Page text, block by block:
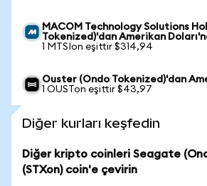
MACOM Technology Solutions
Tokenized)'dan Amerikan
1 MTSIon eşittir $314,94
Ouster (Ondo Tokenized)'dan
1 OUSTon eşittir $43,97
Diğer kurları keşfedin
Diğer kripto coinleri Seagate
(STXon) coin'e çevirin